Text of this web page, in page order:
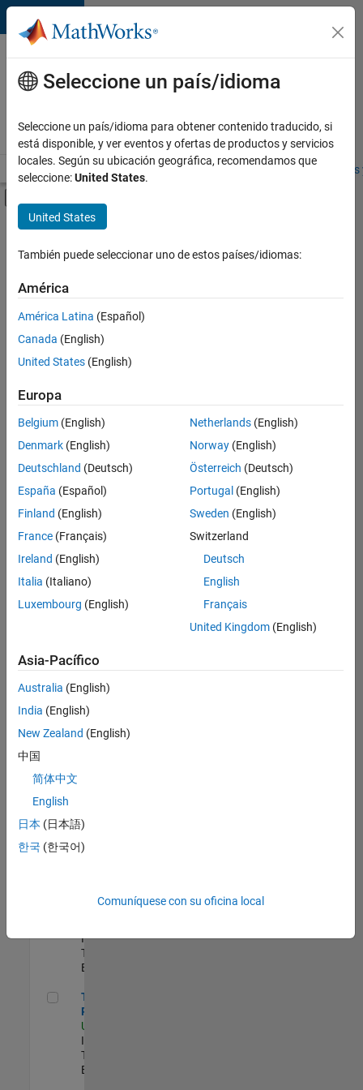
Saltar al contenido
Ofertas
de
empleo
MathWorks
Visión general Búsqueda de empleo Oficinas locales
Contenido principal
FILTRADO POR
Office and Administrative Services
Ordenar por
Guardar
empleos
seleccionados
No se
han
traducido
todos
los
empleos.
Busque
por
ubicación
todos
empleos
en su
zona.
Principal IAM/AD Engineer
US-MA-Natick
Technology |
Senior CRM
Analyst
Information
Technology |
Experimentado
Technical Product Owner
Technical
Product Owner
US-MA-Natick
Information
Technology |
Experimentado
Seleccione un país/idioma
Seleccione un país/idioma para obtener contenido traducido, si
está disponible, y ver eventos y ofertas de productos y servicios
locales. Según su ubicación geográfica, recomendamos que
seleccione:United States.
United States
También puede seleccionar uno de estos países/idiomas:
América
América Latina (Español)
Canada (English)
United States (English)
Europa
Belgium (English)
Denmark (English)
Deutschland (Deutsch)
España (Español)
Finland (English)
France (Français)
Ireland (English)
Italia (Italiano)
Luxembourg (English)
Netherlands(English)
Norway(English)
Österreich (Deutsch)
Portugal (English)
Sweden (English)
Switzerland
Deutsch
English
Français
United Kingdom(English)
Asia-Pacífico
Australia (English)
India (English)
New Zealand (English)
中国
简体中文
English
日本 (日本語)
한국 (한국어)
Comuníquese con su oficina local